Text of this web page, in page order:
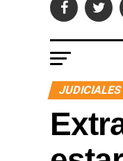
JUDICIALES